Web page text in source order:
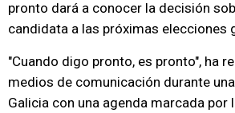
pronto dará a conocer la decisión
candidata a las próximas elecciones
"Cuando digo pronto, es pronto", ha
medios de comunicación durante
Galicia con una agenda marcada por